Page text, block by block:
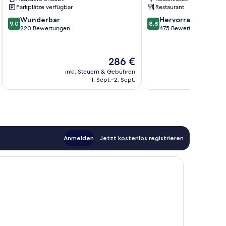
Parkplätze verfügbar
9.0
von
9,0 Wunderbar
220 Bewertungen
Der
Preis
beträgt
286 €
inkl. Steuern & Gebühren
1. Sept.–2. Sept.
Restaurant
8.8
von
8,8 Hervorragend
475 Bewertungen
Anmelden Jetzt kostenlos registrieren